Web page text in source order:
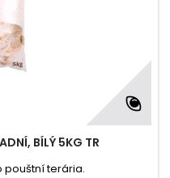
BÍLÝ 5KG TR
pouštní terária.